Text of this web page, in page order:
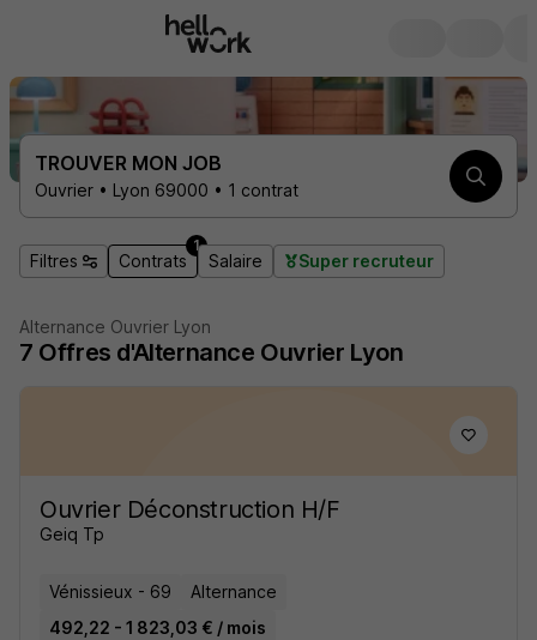
TROUVER MON JOB
Ouvrier • Lyon 69000 • 1 contrat
Filtres Contrats
1
Salaire Super recruteur
Alternance Ouvrier Lyon
7 Offres d'Alternance Ouvrier Lyon
Ouvrier Déconstruction H/F
Geiq Tp
Vénissieux - 69
Alternance
492,22 - 1 823,03 € / mois